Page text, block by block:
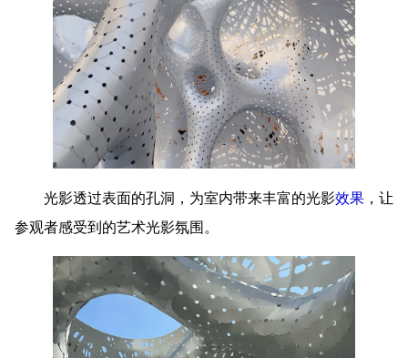
光影透过表面的孔洞，为室内带来丰富的光影效果 ，让
参观者感受到的艺术光影氛围。